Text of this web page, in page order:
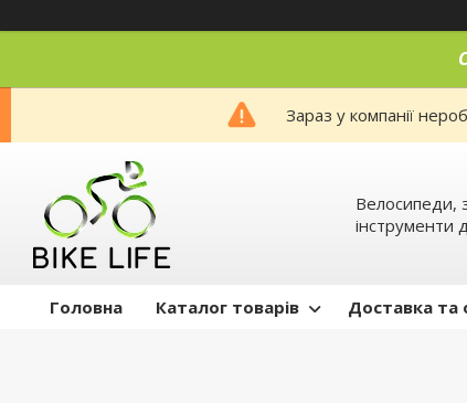
Зараз у компанії
Велосипеди,
інструменти
Головна Каталог товарів Доставка та